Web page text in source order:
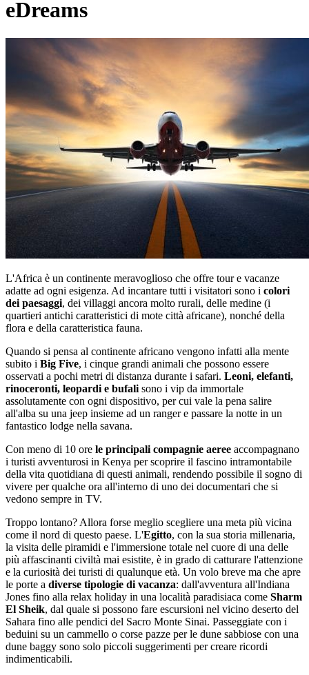
Unieuro
eDreams
L'Africa è un continente meravoglioso che offre tour e vacanze
adatte ad ogni esigenza. Ad incantare tutti i visitatori sono i colori
dei paesaggi, dei villaggi ancora molto rurali, delle medine (i
quartieri antichi caratteristici di mote città africane), nonché della
flora e della caratteristica fauna.
Quando si pensa al continente africano vengono infatti alla mente
subito i Big Five, i cinque grandi animali che possono essere
osservati a pochi metri di distanza durante i safari. Leoni, elefanti,
rinoceronti, leopardi e bufali sono i vip da immortale
assolutamente con ogni dispositivo, per cui vale la pena salire
all'alba su una jeep insieme ad un ranger e passare la notte in un
fantastico lodge nella savana.
Con meno di 10 ore le principali compagnie aeree accompagnano
i turisti avventurosi in Kenya per scoprire il fascino intramontabile
della vita quotidiana di questi animali, rendendo possibile il sogno di
vivere per qualche ora all'interno di uno dei documentari che si
vedono sempre in TV.
Troppo lontano? Allora forse meglio scegliere una meta più vicina
come il nord di questo paese. L'Egitto, con la sua storia millenaria,
la visita delle piramidi e l'immersione totale nel cuore di una delle
più affascinanti civiltà mai esistite, è in grado di catturare l'attenzione
e la curiosità dei turisti di qualunque età. Un volo breve ma che apre
le porte a diverse tipologie di vacanza: dall'avventura all'Indiana
Jones fino alla relax holiday in una località paradisiaca come Sharm
El Sheik, dal quale si possono fare escursioni nel vicino deserto del
Sahara fino alle pendici del Sacro Monte Sinai. Passeggiate con i
beduini su un cammello o corse pazze per le dune sabbiose con una
dune baggy sono solo piccoli suggerimenti per creare ricordi
indimenticabili.